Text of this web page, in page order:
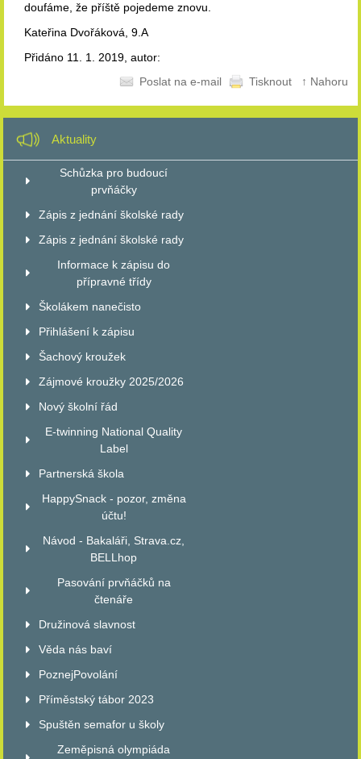
doufáme, že příště pojedeme znovu.
Kateřina Dvořáková, 9.A
Přidáno 11. 1. 2019, autor:
Poslat na e-mail
Tisknout ↑ Nahoru
Aktuality
Schůzka pro budoucí
prvňáčky
Zápis z jednání školské rady
Zápis z jednání školské rady
Informace k zápisu do
přípravné třídy
Školákem nanečisto
Přihlášení k zápisu
Šachový kroužek
Zájmové kroužky 2025/2026
Nový školní řád
E-twinning National Quality
Label
Partnerská škola
HappySnack - pozor, změna
účtu!
Návod - Bakaláři, Strava.cz,
BELLhop
Pasování prvňáčků na
čtenáře
Družinová slavnost
Věda nás baví
PoznejPovolání
Příměstský tábor 2023
Spuštěn semafor u školy
Zeměpisná olympiáda